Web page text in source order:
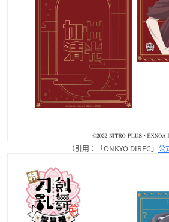
（引用：「ONKYO DIREC」 公